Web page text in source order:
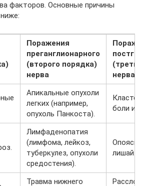
факторов. Основные причины
Поражения
преганглионарного
(второго порядка)
нерва
нерва
Апикальные опухоли
легких (например,
опухоль Панкоста).
боли или
Лимфаденопатия
(лимфома, лейкоз,
туберкулез, опухоли
средостения).
лишай.
Травма нижнего